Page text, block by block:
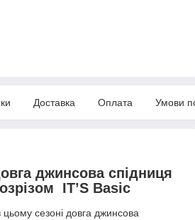
Доставка Оплата Умови
джинсова спідниця
ITʼS Basic
сезоні довга джинсова